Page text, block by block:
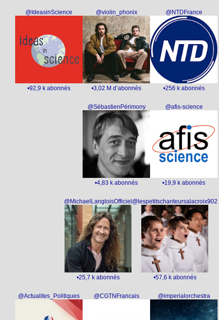
@NTDFrance
•256 k abonnés
@violin_phonix
•3,02 M d’abonnés
@IdeasinScience
•92,9 k abonnés
@afis-science
•19,9 k abonnés
@SébastienPérimony
•4,83 k abonnés
@lespetitschanteursalacroix902
•57,6 k abonnés
@MichaelLangloisOfficiel
•25,7 k abonnés
@imperialorchestra
@CGTNFrancais
@Actualites_Politiques